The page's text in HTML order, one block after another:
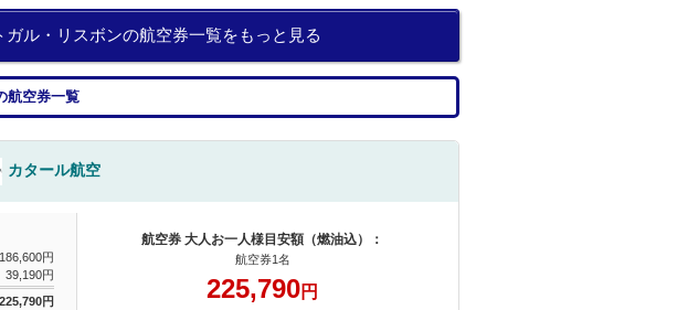
ガル・リスボンの航空券一覧をもっと見る
航空券一覧
カタール航空
186,600円
39,190円
225,790円
航空券 大人お一人様目安額（燃油込）：
航空券1名
225,790円